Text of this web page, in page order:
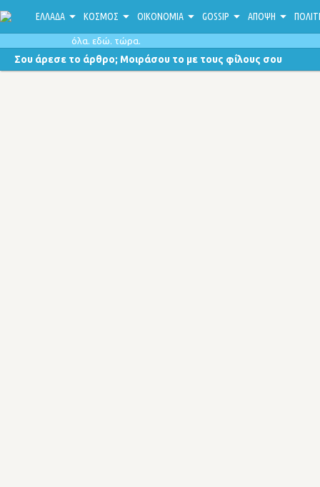
ΕΛΛΑΔΑ ΚΟΣΜΟΣ ΟΙΚΟΝΟΜΙΑ GOSSIP ΑΠΟΨΗ
όλα. εδώ. τώρα.
Σου άρεσε το άρθρο; Μοιράσου το με τους φίλους σου